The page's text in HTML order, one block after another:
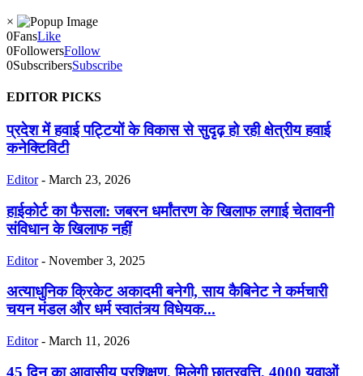
×
0FansLike
0FollowersFollow
0SubscribersSubscribe
EDITOR PICKS
प्रदेश में हवाई पट्टियों के विकास से सुदृढ़ हो रही क्षेत्रीय हवाई
कनेक्टिविटी
Editor - March 23, 2026
हाईकोर्ट का फैसला: जबरन धर्मांतरण के खिलाफ लगाई चेतावनी
संविधान के खिलाफ नहीं
Editor - November 3, 2025
अत्याधुनिक क्रिकेट अकादमी बनेगी, साय कैबिनेट ने कर्मचारी
चयन मंडल और धर्म स्वातंत्र्य विधेयक...
Editor - March 11, 2026
45 दिन का आवासीय प्रशिक्षण, मिलेगी छात्रवृत्ति, 4000 युवाओं